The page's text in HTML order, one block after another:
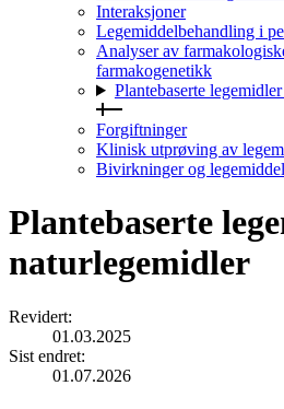
Interaksjoner
Legemiddelbehandling i
Analyser av
farmakogenetikk
Plantebaserte
Forgiftninger
Klinisk utprøving av
Bivirkninger og
Plantebaserte
naturlegemidler
Revidert:
01.03.2025
Sist endret:
01.07.2026